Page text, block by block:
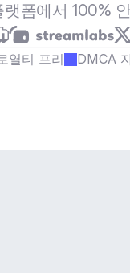
폼에서 100%
열티 프리 DMCA